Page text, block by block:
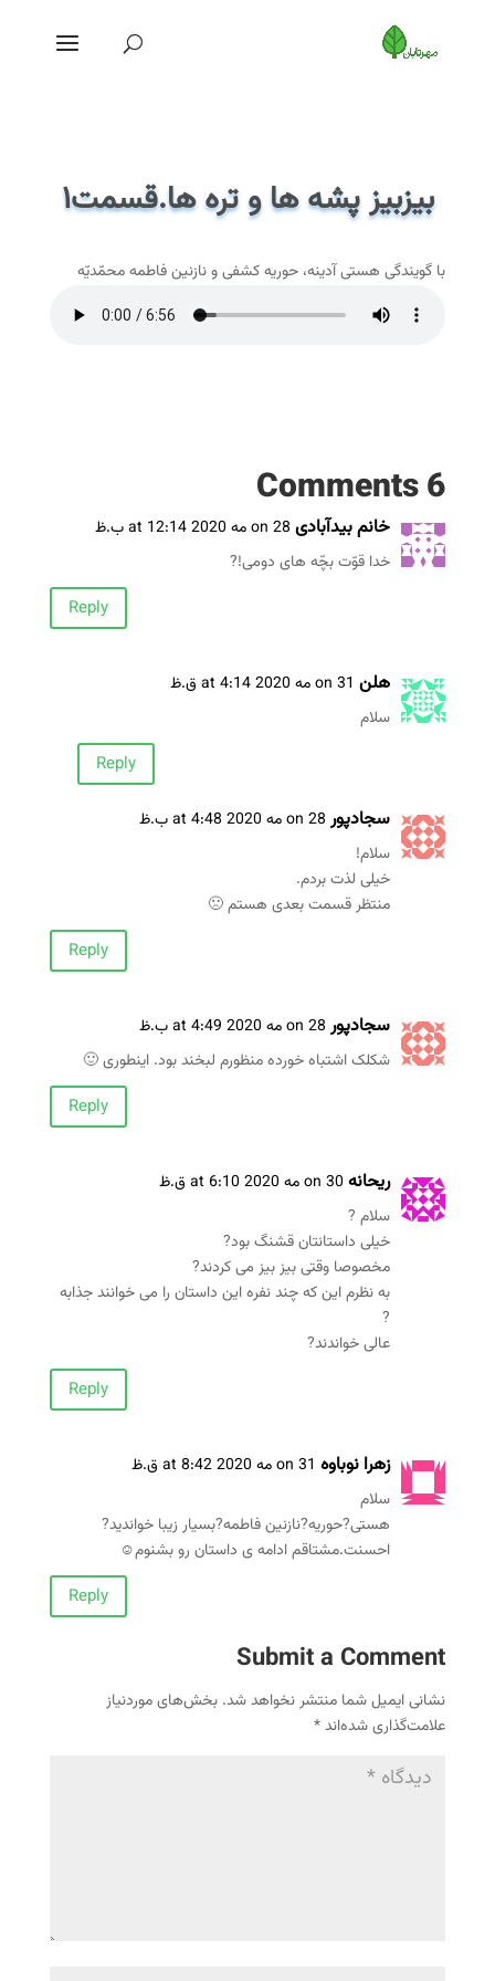
بیزبیز پشه ها و تره ها.قسمت۱
با گویندگی هستی آدینه، حوریه کشفی و نازنین فاطمه محمّدیّه
6 Comments
خانم بیدآبادی on 28 مه 2020 at 12:14 ب.ظ
خدا قوّت بچّه های دومی!?
Reply
هلن on 31 مه 2020 at 4:14 ق.ظ
سلام
Reply
سجادپور on 28 مه 2020 at 4:48 ب.ظ
سلام!
خیلی لذت بردم.
منتظر قسمت بعدی هستم 🙁
Reply
سجادپور on 28 مه 2020 at 4:49 ب.ظ
شکلک اشتباه خورده منظورم لبخند بود. اینطوری 🙂
Reply
ریحانه on 30 مه 2020 at 6:10 ق.ظ
سلام ?
خیلی داستانتان قشنگ بود?
مخصوصا وقتی بیز بیز می کردند?
به نظرم این که چند نفره این داستان را می خوانند جذابه
?
عالی خواندند?
Reply
زهرا نوباوه on 31 مه 2020 at 8:42 ق.ظ
سلام
هستی?حوریه?نازنین فاطمه?بسیار زیبا خواندید?
احسنت.مشتاقم ادامه ی داستان رو بشنوم☺️
Reply
Submit a Comment
نشانی ایمیل شما منتشر نخواهد شد. بخش‌های موردنیاز
علامت‌گذاری شده‌اند*